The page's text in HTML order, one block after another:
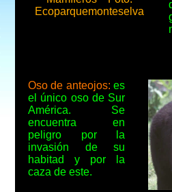
Ecoparquemonteselva
Oso de anteojos: es
el único oso de Sur
América. Se
encuentra en
peligro por la
invasión de su
habitad y por la
caza de este.